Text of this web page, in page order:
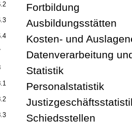
Fortbildung
Ausbildungsstätten
Kosten- und
Datenverarbeitung
Statistik
Personalstatistik
Schiedsstellen